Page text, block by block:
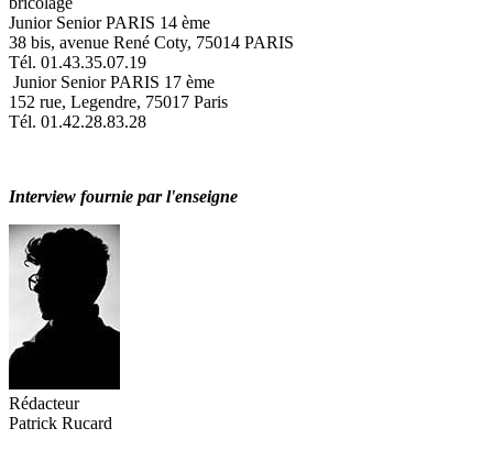
Junior Senior PARIS 14 ème
38 bis, avenue René Coty, 75014 PARIS
Tél. 01.43.35.07.19
Junior Senior PARIS 17 ème
152 rue, Legendre, 75017 Paris
Tél. 01.42.28.83.28
Interview fournie par l'enseigne
Rédacteur
Patrick Rucard